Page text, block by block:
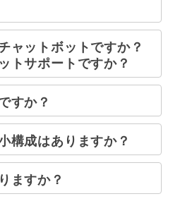
ャットボットですか？
トサポートですか？
すか？
構成はありますか？
ますか？